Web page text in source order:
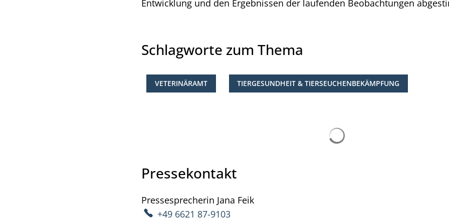
Entwicklung und den Ergebnissen der laufenden Beobachtungen
Schlagworte zum Thema
VETERINÄRAMT TIERGESUNDHEIT & TIERSEUCHENBEKÄMPFUNG
Pressekontakt
Pressesprecherin Jana Feik
+49 6621 87-9103